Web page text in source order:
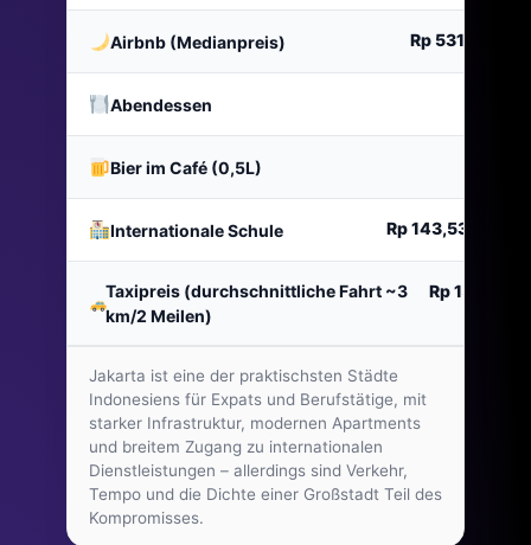
Airbnb (Medianpreis) Rp 531,300
Abendessen
Bier im Café (0,5L)
Internationale Schule Rp 143,531,500
Taxipreis (durchschnittliche Fahrt ~3
km/2 Meilen)
Rp 15,134
Jakarta ist eine der praktischsten Städte
Indonesiens für Expats und Berufstätige, mit
starker Infrastruktur, modernen Apartments
und breitem Zugang zu internationalen
Dienstleistungen – allerdings sind Verkehr,
Tempo und die Dichte einer Großstadt Teil des
Kompromisses.